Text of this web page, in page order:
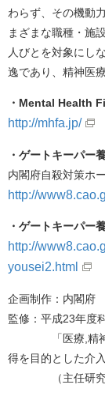
わらず、その機動
まざまな職種・施
人びとを対象にし
逸であり、精神医
・Mental Health
http://mhfa.jp/
・ゲートキーパー
内閣府自殺対策ホ
http://
・ゲートキーパー
http://
yousei2.html
企画制作：内閣府
監修：平成23年度
「医療,精神保
得を目的とした介入
（主任研究者